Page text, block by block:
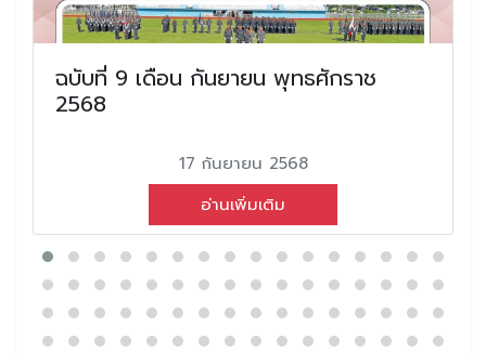
ฉบับที่ 9 เดือน กันยายน พุทธศักราช
2568
17 กันยายน 2568
อ่านเพิ่มเติม